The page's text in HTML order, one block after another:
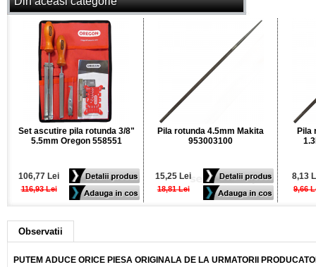
Set ascutire pila rotunda 3/8"
5.5mm Oregon 558551
106,77 Lei
116,93 Lei
Pila rotunda 4.5mm Makita
953003100
15,25 Lei
18,81 Lei
Pila
8,13
9,66
Observatii
PUTEM ADUCE ORICE PIESA ORIGINALA DE LA URMATORII